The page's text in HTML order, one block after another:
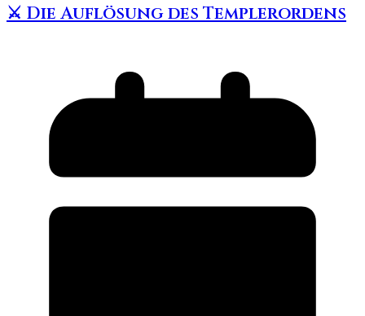
⚔️ Die Auflösung des Templerordens